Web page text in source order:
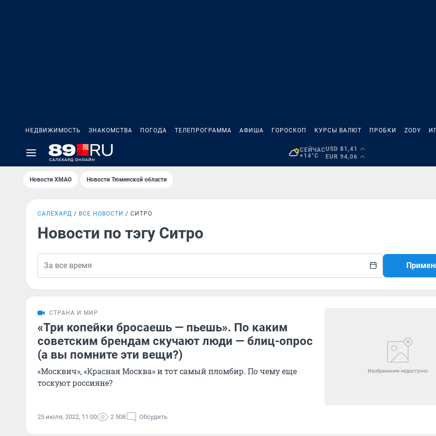
НЕДВИЖИМОСТЬ ЗНАКОМСТВА ПОГОДА ТЕЛЕПРОГРАММА АФИША ГОРОСКОП КУРСЫ ВАЛЮТ ПРОБКИ ZODY
СЕЙЧАС
+14°C
USD 81,41
EUR 94,06
Новости ХМАО Новости Тюменской области
САЛЕХАРД ВСЕ НОВОСТИ СИТРО
Новости по тэгу Ситро
СТРАНА И МИР
«Три копейки бросаешь — пьешь». По каким
советским брендам скучают люди — блиц-опрос
(а вы помните эти вещи?)
«Москвич», «Красная Москва» и тот самый пломбир. По чему еще
тоскуют россияне?
25 июля, 2022, 11:00 2 508 Обсудить